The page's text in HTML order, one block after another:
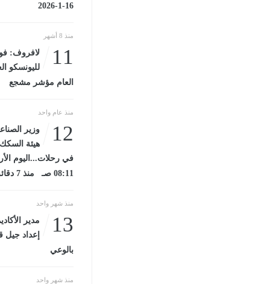
16-1-2026
منذ 8 أشهر
11
لافروف:
لليونسكو
العام مؤشر مشجع
منذ عام واحد
12
وزير
هيئة السكك
08:11 صـ منذ 7 دقائق
منذ شهر واحد
13
مدير
إعداد جيل
بالوعي
منذ شهر واحد